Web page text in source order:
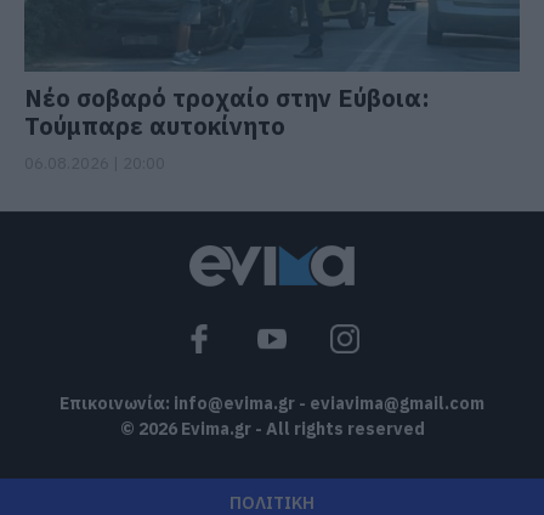
Νέο σοβαρό τροχαίο στην Εύβοια:
Τούμπαρε αυτοκίνητο
Επικοινωνία: info@evima.gr - eviavima@gmail.com
© 2026 Evima.gr - All rights reserved
ΠΟΛΙΤΙΚΗ